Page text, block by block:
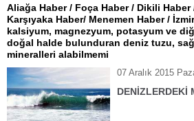
Aliağa Haber / Foça Haber / Dikili Haber
Karşıyaka Haber/ Menemen Haber /
kalsiyum, magnezyum, potasyum ve
doğal halde bulunduran deniz tuzu,
mineralleri alabilmemi
07 Aralık 2015
DENİZLERDEKİ